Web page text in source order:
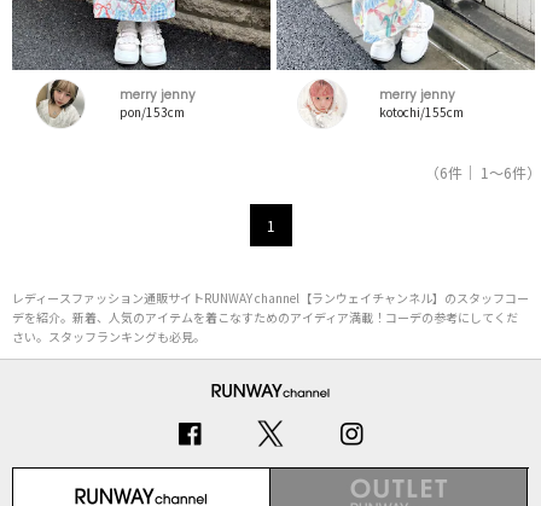
merry jenny
pon/153cm
merry jenny
kotochi/155cm
（6件｜ 1～6件）
1
レディースファッション通販サイトRUNWAY channel【ランウェイチャンネル】のスタッフコー
デを紹介。新着、人気のアイテムを着こなすためのアイディア満載！コーデの参考にしてくだ
さい。スタッフランキングも必見。